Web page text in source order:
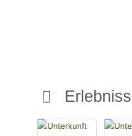
Hüttenverbindungswege
Hermann von Barth-Hütte -